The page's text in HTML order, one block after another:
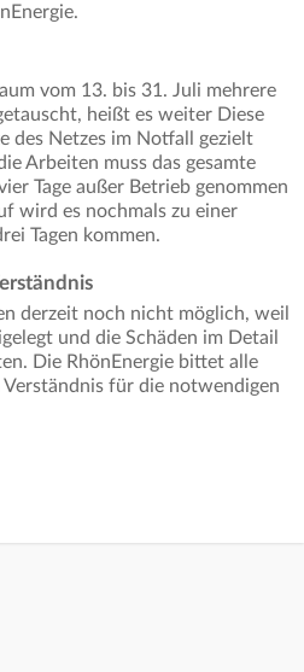
vom 13. bis 31. Juli mehrere
heißt es weiter Diese
des Netzes im Notfall gezielt
Arbeiten muss das gesamte
Tage außer Betrieb genommen
wird es nochmals zu einer
Tagen kommen.
derzeit noch nicht möglich, weil
und die Schäden im Detail
Die RhönEnergie bittet alle
für die notwendigen